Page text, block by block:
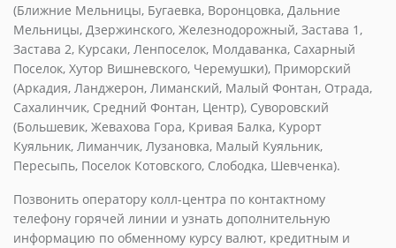
(Ближние Мельницы, Бугаевка, Воронцовка, Дальние
Мельницы, Дзержинского, Железнодорожный, Застава 1,
Застава 2, Курсаки, Ленпоселок, Молдаванка, Сахарный
Поселок, Хутор Вишневского, Черемушки), Приморский
(Аркадия, Ланджерон, Лиманский, Малый Фонтан, Отрада,
Сахалинчик, Средний Фонтан, Центр), Суворовский
(Большевик, Жевахова Гора, Кривая Балка, Курорт
Куяльник, Лиманчик, Лузановка, Малый Куяльник,
Пересыпь, Поселок Котовского, Слободка, Шевченка).
Позвонить оператору колл-центра по контактному
телефону горячей линии и узнать дополнительную
информацию по обменному курсу валют, кредитным и